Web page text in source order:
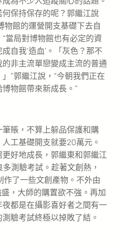
保持保存的呢？郭繼江說
物館的運營開支基礎下去自
當局對博物館也有必定的資
自我‘造血’。「灰色？那不
非主流單戀變成主流的普通
”郭繼江說，“今朝我們正在
物館帶來新成長。”
賬，不算上躲品保護和購
工基礎開支就要20萬元。
好地成長，郭繼東和郭繼江
多測驗考試。趁著文創熱，
作了一些文創產物。不外由
，大師的購置欲不強。再加
都是在攝影喜好者之間有一
驗考試終極以掉敗了結。